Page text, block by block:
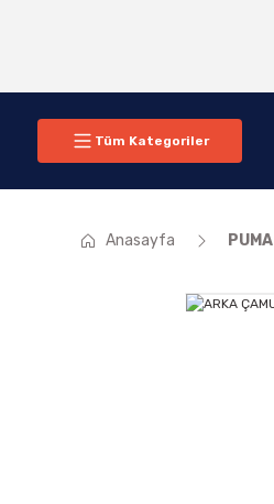
Tüm Kategoriler
Anasayfa PUMA